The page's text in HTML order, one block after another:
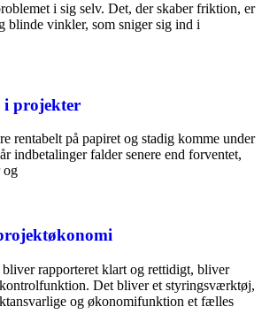
i sig selv. Det, der skaber friktion, er
blinde vinkler, som sniger sig ind i
projekter
rentabelt på papiret og stadig komme under
indbetalinger falder senere end forventet,
og
rapporteret klart og rettidigt, bliver
Det bliver et styringsværktøj,
og økonomifunktion et fælles